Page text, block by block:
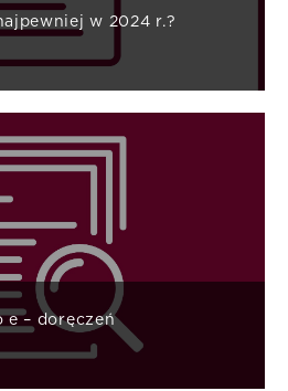
w 2024 r.?
e – doręczeń